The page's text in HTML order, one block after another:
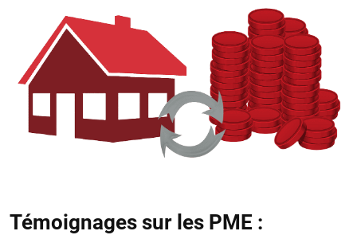
Témoignages sur les PME :